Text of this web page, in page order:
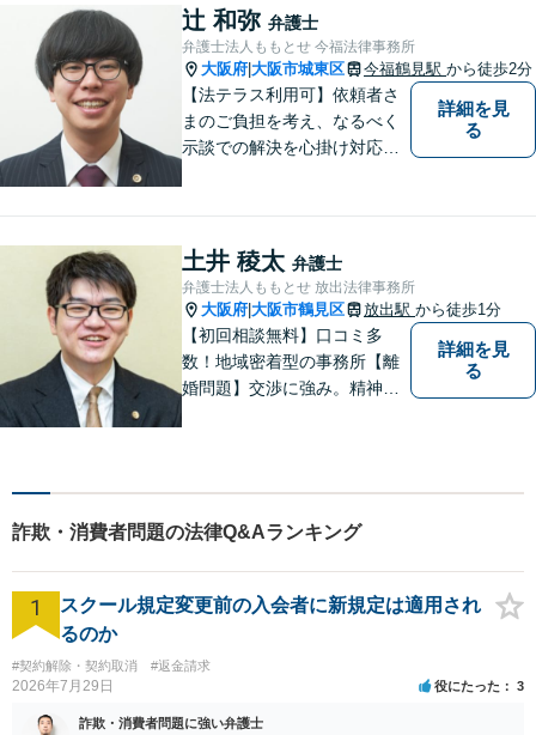
ヒアリングし、あらゆる観点
から解決策をご提案してまい
ります。
辻 和弥 弁護士
弁護士法人ももとせ 今福法律事務所
大阪府 大阪市城東区 今福鶴見駅 から徒歩2分
【法テラス利用可】依頼者さ
まのご負担を考え、なるべく
示談での解決を心掛け対応い
で頼れる弁護士を目指しま
す。【休日相談可】【今福鶴
見駅2分】
詳細を見
る
土井 稜太 弁護士
弁護士法人ももとせ 放出法律事務所
大阪府 大阪市鶴見区 放出駅 から徒歩1分
【初回相談無料】口コミ多
数！地域密着型の事務所【離
婚問題】交渉に強み。精神的
迅速かつ丁寧な対応を心が
け、満足度の高い解決を目指
します【放出駅1分】
詳細を見
る
詐欺・消費者問題の法律Q&Aランキング
1
スクール規定変更前の入会者に新規定は適用され
るのか
#契約解除・契約取消 #返金請求
2026年7月29日 役にたった 3
詐欺・消費者問題に強い弁護士